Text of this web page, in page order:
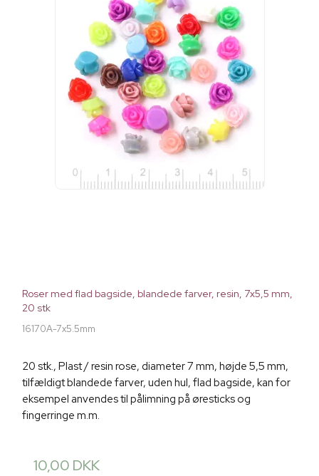
Roser med flad bagside, blandede farver, resin, 7x5,5 mm,
20 stk
16170A-7x5.5mm
20 stk., Plast / resin rose, diameter 7 mm, højde 5,5 mm,
tilfældigt blandede farver, uden hul, flad bagside, kan for
eksempel anvendes til pålimning på øresticks og
fingerringe m.m.
10,00 DKK